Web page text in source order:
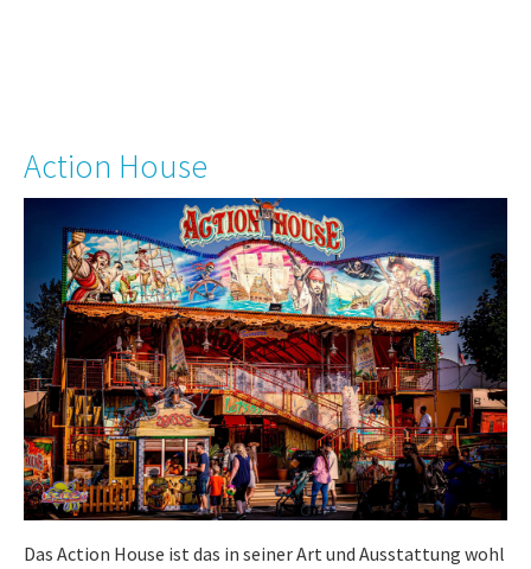
Action House
Das Action House ist das in seiner Art und Ausstattung wohl